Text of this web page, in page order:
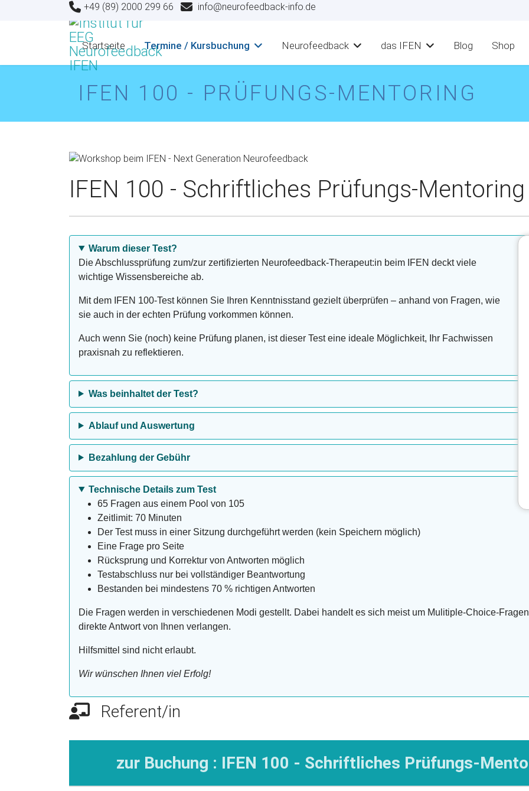
+49 (89) 2000 299 66 info@neurofeedback-info.de
Startseite Termine / Kursbuchung Neurofeedback das IFEN Blog Shop
IFEN 100 - PRÜFUNGS-MENTORING
IFEN 100 - Schriftliches Prüfungs-Mentoring
Warum dieser Test?
Die Abschlussprüfung zum/zur zertifizierten Neurofeedback-Therapeut:in beim IFEN deckt viele
wichtige Wissensbereiche ab.
Mit dem IFEN 100-Test können Sie Ihren Kenntnisstand gezielt überprüfen – anhand von Fragen, wie
sie auch in der echten Prüfung vorkommen können.
Auch wenn Sie (noch) keine Prüfung planen, ist dieser Test eine ideale Möglichkeit, Ihr Fachwissen
praxisnah zu reflektieren.
Was beinhaltet der Test?
Ablauf und Auswertung
Bezahlung der Gebühr
Technische Details zum Test
65 Fragen aus einem Pool von 105
Zeitlimit: 70 Minuten
Der Test muss in einer Sitzung durchgeführt werden (kein Speichern möglich)
Eine Frage pro Seite
Rücksprung und Korrektur von Antworten möglich
Testabschluss nur bei vollständiger Beantwortung
Bestanden bei mindestens 70 % richtigen Antworten
Die Fragen werden in verschiedenen Modi gestellt. Dabei handelt es sich meist um Mulitiple-Choice-
direkte Antwort von Ihnen verlangen.
Hilfsmittel sind nicht erlaubt.
Wir wünschen Ihnen viel Erfolg!
Referent/in
zur Buchung : IFEN 100 - Schriftliches Prüfungs-